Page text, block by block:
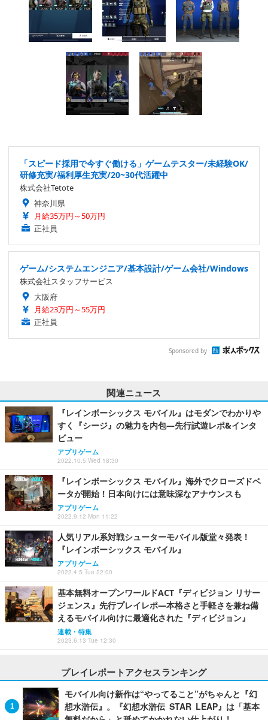
「スピード採用で今すぐ働ける」ゲームテスター/未経験OK/
研修充実/福利厚生充実/20~30代活躍中
株式会社Tetote
神奈川県
月給35万円～50万円
正社員
ゲーム/システムエンジニア/基本設計/ゲーム会社/Windows
株式会社スタッフサービス
大阪府
月給23万円～55万円
正社員
Sponsored by
関連ニュース
『レインボーシックス モバイル』はモダンでわかりや
すく『シージ』の魅力を内包―先行試遊レポ&インタ
ビュー
アプリゲーム
2022.10.5 Wed 18:30
『レインボーシックス モバイル』海外でクローズドベ
ータが開始！日本向けには意味深なアナウンスも
アプリゲーム
2022.9.12 Mon 11:22
人気リアル系対戦シューターモバイル版堂々発表！
『レインボーシックス モバイル』
アプリゲーム
2022.4.5 Tue 22:00
基本無料オープンワールドACT『ディビジョン リサー
ジェンス』先行プレイレポ―本格さと手軽さを兼ね備
えるモバイル向けに最適化された『ディビジョン』
連載・特集
2023.6.13 Tue 12:30
プレイレポートアクセスランキング
モバイル向け新作は“やってること”がちゃんと『幻
想水滸伝』。『幻想水滸伝 STAR LEAP』は「基本